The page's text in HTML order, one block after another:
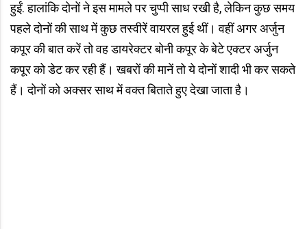
हुईं. हालांकि दोनों ने इस मामले पर चुप्पी साध रखी है, लेकिन कुछ समय
पहले दोनों की साथ में कुछ तस्वीरें वायरल हुई थीं। वहीं अगर अर्जुन
कपूर की बात करें तो वह डायरेक्टर बोनी कपूर के बेटे एक्टर अर्जुन
कपूर को डेट कर रही हैं। खबरों की मानें तो ये दोनों शादी भी कर सकते
हैं। दोनों को अक्सर साथ में वक्त बिताते हुए देखा जाता है।